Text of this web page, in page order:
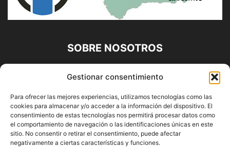
Gestionar consentimiento
Para ofrecer las mejores experiencias, utilizamos tecnologías como las
cookies para almacenar y/o acceder a la información del dispositivo. El
consentimiento de estas tecnologías nos permitirá procesar datos como
el comportamiento de navegación o las identificaciones únicas en este
sitio. No consentir o retirar el consentimiento, puede afectar
negativamente a ciertas características y funciones.
SOBRE NOSOTROS
Diario Alhaurín (www.alhaurindelatorre.com) Propiedad de
Francisco E. López López | 639 95 71 95 | Noticias de
Alhaurín de la Torre, Málaga y Provincia|
Contáctanos:info@alhaurindelatorre.com
SÍGUENOS